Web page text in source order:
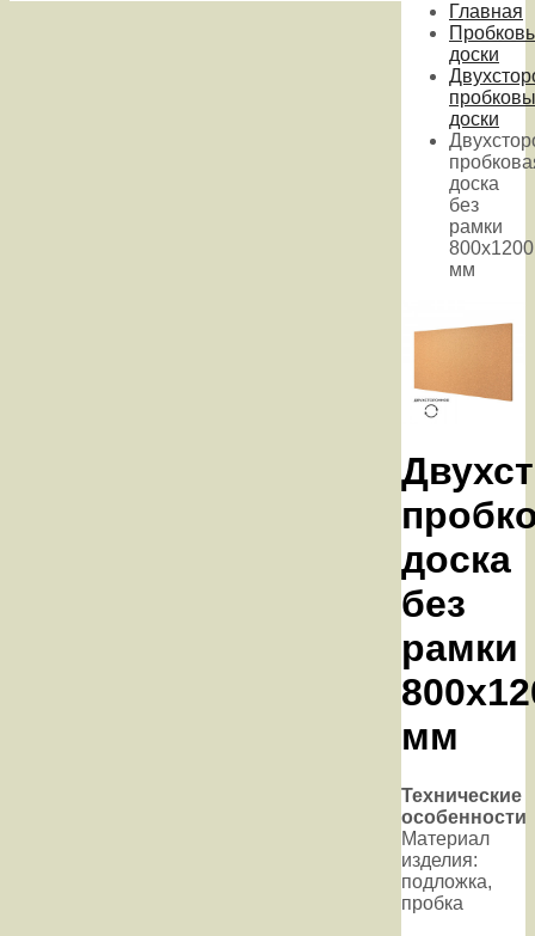
Главная
доски
доски
доска
без
рамки
800х1200
мм
доска
без
рамки
мм
Технические
особенности
Материал
изделия:
подложка,
пробка